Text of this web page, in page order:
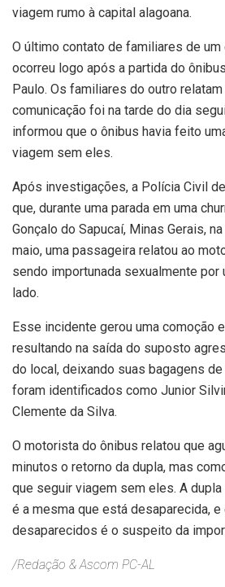
viagem rumo à capital alagoana.
O último contato de familiares de
ocorreu logo após a partida do
Paulo. Os familiares do outro
comunicação foi na tarde do dia
informou que o ônibus havia feito
viagem sem eles.
Após investigações, a Polícia Civil
que, durante uma parada em uma
Gonçalo do Sapucaí, Minas Gerais,
maio, uma passageira relatou ao
sendo importunada sexualmente
lado.
Esse incidente gerou uma comoção
resultando na saída do suposto
do local, deixando suas bagagens
foram identificados como Junior
Clemente da Silva.
O motorista do ônibus relatou que
minutos o retorno da dupla, mas
que seguir viagem sem eles. A
é a mesma que está desaparecida, e
desaparecidos é o suspeito da
/Redação & Ascom PC-AL